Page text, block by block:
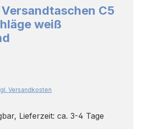
C5
weiß
Versandkosten
Lieferzeit: ca. 3-4 Tage